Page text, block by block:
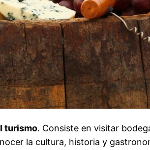
turismo. Consiste en visitar
la cultura, historia y